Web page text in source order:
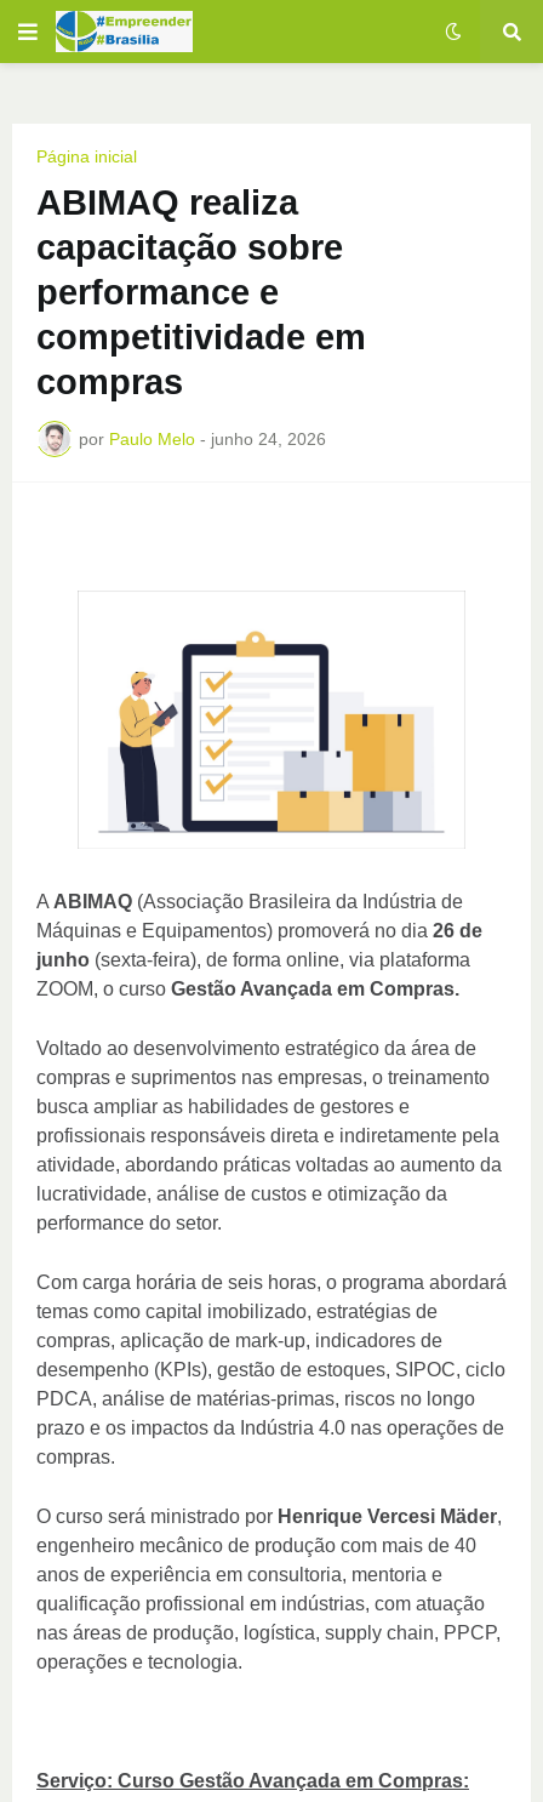
Página inicial
ABIMAQ realiza
capacitação sobre
performance e
competitividade em
compras
por Paulo Melo - junho 24, 2026
A ABIMAQ (Associação Brasileira da Indústria de
Máquinas e Equipamentos) promoverá no dia 26 de
junho (sexta-feira), de forma online, via plataforma
ZOOM, o curso Gestão Avançada em Compras.
Voltado ao desenvolvimento estratégico da área de
compras e suprimentos nas empresas, o treinamento
busca ampliar as habilidades de gestores e
profissionais responsáveis direta e indiretamente pela
atividade, abordando práticas voltadas ao aumento da
lucratividade, análise de custos e otimização da
performance do setor.
Com carga horária de seis horas, o programa abordará
temas como capital imobilizado, estratégias de
compras, aplicação de mark-up, indicadores de
desempenho (KPIs), gestão de estoques, SIPOC, ciclo
PDCA, análise de matérias-primas, riscos no longo
prazo e os impactos da Indústria 4.0 nas operações de
compras.
O curso será ministrado por Henrique Vercesi Mäder,
engenheiro mecânico de produção com mais de 40
anos de experiência em consultoria, mentoria e
qualificação profissional em indústrias, com atuação
nas áreas de produção, logística, supply chain, PPCP,
operações e tecnologia.
Serviço: Curso Gestão Avançada em Compras: